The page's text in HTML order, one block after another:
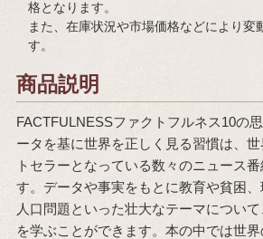
格となります。
また、在庫状況や市場価格などにより変
す。
商品説明
FACTFULNESSファクトフルネス10の
ータを基に世界を正しく見る習慣は、
トセラーとなっている数々のニュース
す。データや事実をもとに教育や貧困、
人口問題といった壮大なテーマについ
を学ぶことができます。本の中では世